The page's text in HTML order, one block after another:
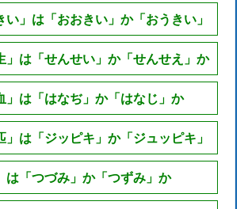
」は「おおきい」か「おうきい」
は「せんせい」か「せんせえ」か
は「はなぢ」か「はなじ」か
は「ジッピキ」か「ジュッピキ」
「つづみ」か「つずみ」か